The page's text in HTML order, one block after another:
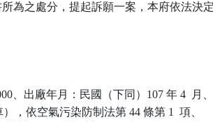
為之處分，提起訴願一案，本府依法決定
、出廠年月：民國（下同）107 年 4  月、
，依空氣污染防制法第 44 條第 1  項、